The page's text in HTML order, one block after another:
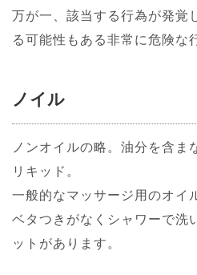
万が一、該当する行為が発覚
る可能性もある非常に危険な
ノイル
ノンオイルの略。油分を含ま
リキッド。
一般的なマッサージ用のオイ
ベタつきがなくシャワーで洗
ットがあります。